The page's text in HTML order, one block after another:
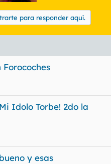
para responder aquí.
Idolo Torbe! 2do la
y esas